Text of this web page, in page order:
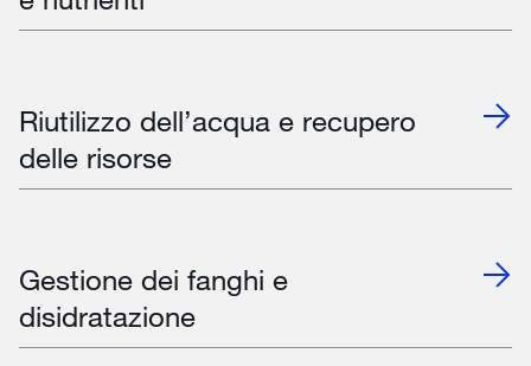
Riutilizzo dell’acqua e recupero
delle risorse
Gestione dei fanghi e
disidratazione